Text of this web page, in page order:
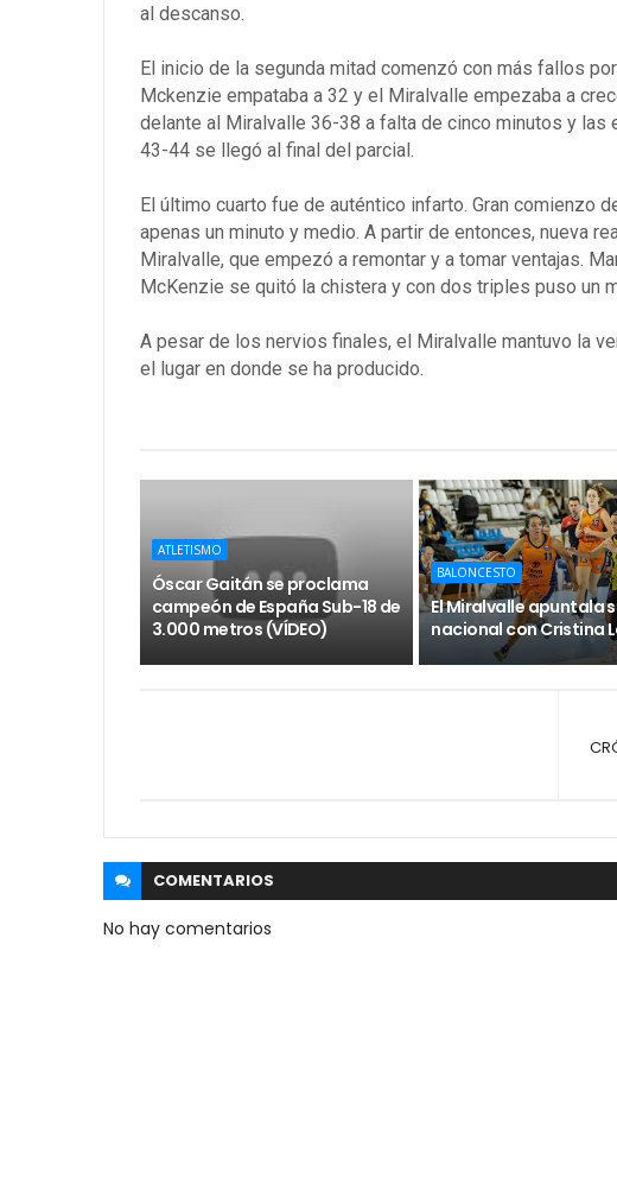
al descanso.
El inicio de la segunda mitad comenzó con más fallos
Mckenzie empataba a 32 y el Miralvalle empezaba a
delante al Miralvalle 36-38 a falta de cinco minutos y las
43-44 se llegó al final del parcial.
El último cuarto fue de auténtico infarto. Gran comienzo
apenas un minuto y medio. A partir de entonces, nueva
Miralvalle, que empezó a remontar y a tomar ventajas.
McKenzie se quitó la chistera y con dos triples puso un
A pesar de los nervios finales, el Miralvalle mantuvo la
el lugar en donde se ha producido.
ATLETISMO
Óscar Gaitán se proclama
campeón de España Sub-18 de
3.000 metros (VÍDEO)
BALONCESTO
El Miralvalle apuntala
nacional con Cristina
COMENTARIOS
No hay comentarios